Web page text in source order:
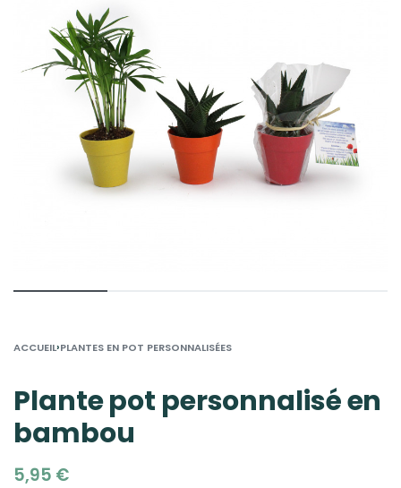
ACCUEIL›PLANTES EN POT PERSONNALISÉES
Plante pot personnalisé en
bambou
5,95 €